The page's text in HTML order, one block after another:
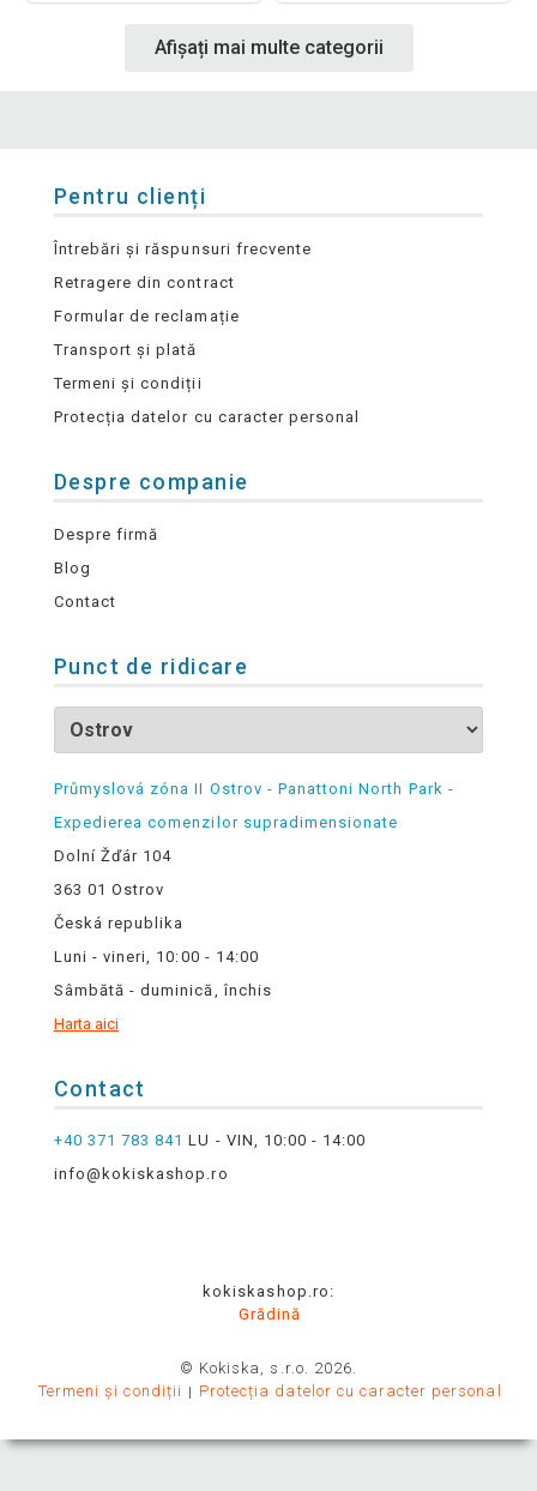
Afișați mai multe categorii
Pentru clienți
Întrebări și răspunsuri frecvente
Retragere din contract
Formular de reclamație
Transport și plată
Termeni și condiții
Protecția datelor cu caracter personal
Despre companie
Despre firmă
Blog
Contact
Punct de ridicare
Průmyslová zóna II Ostrov - Panattoni North Park -
Expedierea comenzilor supradimensionate
Dolní Žďár 104
363 01 Ostrov
Česká republika
Luni - vineri, 10:00 - 14:00
Sâmbătă - duminică, închis
Harta aici
Contact
+40 371 783 841 LU - VIN, 10:00 - 14:00
info@kokiskashop.ro
kokiskashop.ro:
Grădină
© Kokiska, s.r.o. 2026.
Termeni și condiții
Protecția datelor cu caracter personal